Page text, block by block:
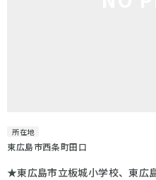
所在地
東広島市西条町田口
★東広島市立板城小学校、東広